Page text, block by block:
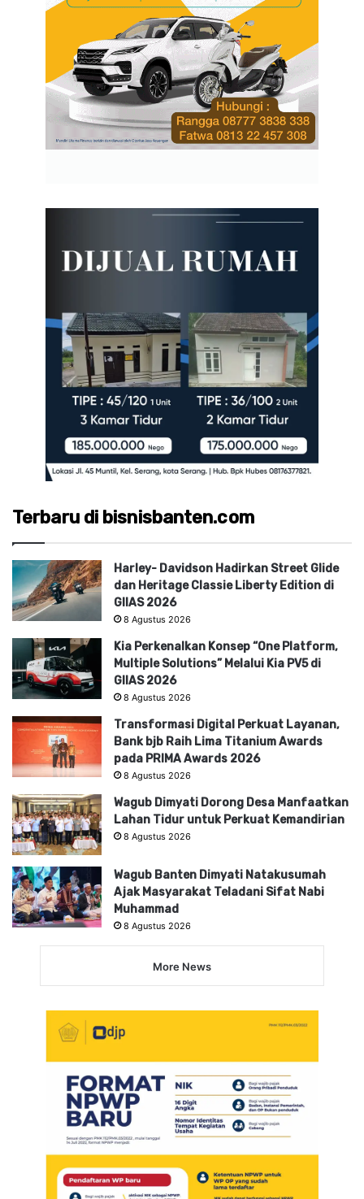
Terbaru di bisnisbanten.com
Harley- Davidson Hadirkan Street Glide
dan Heritage Classie Liberty Edition di
GIIAS 2026
8 Agustus 2026
Kia Perkenalkan Konsep “One Platform,
Multiple Solutions” Melalui Kia PV5 di
GIIAS 2026
8 Agustus 2026
Transformasi Digital Perkuat Layanan,
Bank bjb Raih Lima Titanium Awards
pada PRIMA Awards 2026
8 Agustus 2026
Wagub Dimyati Dorong Desa Manfaatkan
Lahan Tidur untuk Perkuat Kemandirian
8 Agustus 2026
Wagub Banten Dimyati Natakusumah
Ajak Masyarakat Teladani Sifat Nabi
Muhammad
8 Agustus 2026
More News